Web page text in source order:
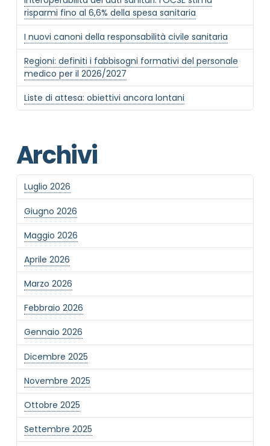
risparmi fino al 6,6% della spesa sanitaria
I nuovi canoni della responsabilità civile sanitaria
Regioni: definiti i fabbisogni formativi del personale
medico per il 2026/2027
Liste di attesa: obiettivi ancora lontani
Archivi
Luglio 2026
Giugno 2026
Maggio 2026
Aprile 2026
Marzo 2026
Febbraio 2026
Gennaio 2026
Dicembre 2025
Novembre 2025
Ottobre 2025
Settembre 2025
MOTIVO DEL CONTATTO*
Privacy Policy completa
Newsletter
Desidero rimanere aggiornato sulle ultime
novità dell'Associazione tramite l'iscrizione alla
newsletter